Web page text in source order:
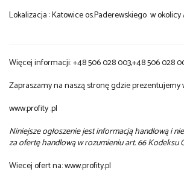
Lokalizacja : Katowice os.Paderewskiego w
Więcej informacji: +48 506 028 003,+48 506 028
Zapraszamy na naszą stronę gdzie prezentujemy
www.profity .pl
Niniejsze ogłoszenie jest informacją handlową i
za ofertę handlową w rozumieniu art. 66 Kodeksu
Wiecej ofert na: www.profity.pl